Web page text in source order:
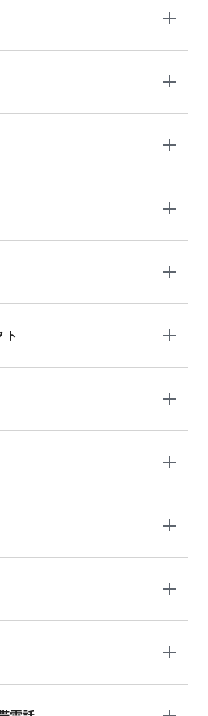
ト
チ シリーズ
チ の新品買取価格
シリーズ
の新品買取価格
品買取価格はこちら